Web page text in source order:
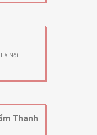
Nội
Thanh